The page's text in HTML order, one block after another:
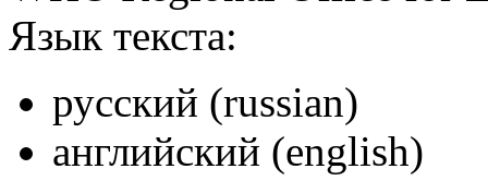
Язык текста:
русский (russian)
английский (english)